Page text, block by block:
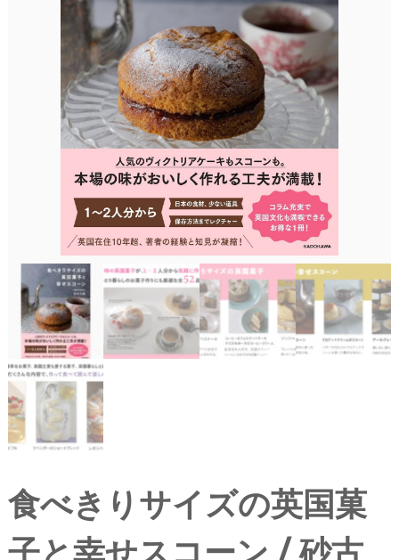
食べきりサイズの英国菓
子と幸せスコーン / 砂古